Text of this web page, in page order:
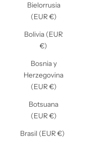
Bielorrusia
(EUR €)
Bolivia (EUR
€)
Bosnia y
Herzegovina
(EUR €)
Botsuana
(EUR €)
Brasil (EUR €)